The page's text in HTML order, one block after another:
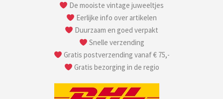
De mooiste vintage juweeltjes
Eerlijke info over artikelen
Duurzaam en goed verpakt
Snelle verzending
Gratis postverzending vanaf € 75,-
Gratis bezorging in de regio